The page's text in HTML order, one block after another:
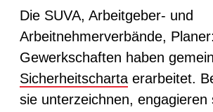
Die SUVA, Arbeitgeber- und
Arbeitnehmerverbände,
Gewerkschaften haben
Sicherheitscharta erarbeitet.
sie unterzeichnen, engagieren